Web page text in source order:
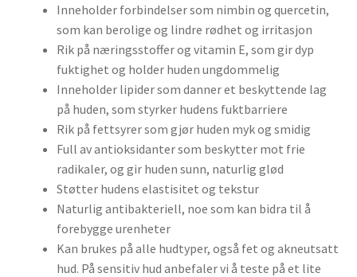
Inneholder forbindelser som nimbin og quercetin,
som kan berolige og lindre rødhet og irritasjon
Rik på næringsstoffer og vitamin E, som gir dyp
fuktighet og holder huden ungdommelig
Inneholder lipider som danner et beskyttende lag
på huden, som styrker hudens fuktbarriere
Rik på fettsyrer som gjør huden myk og smidig
Full av antioksidanter som beskytter mot frie
radikaler, og gir huden sunn, naturlig glød
Støtter hudens elastisitet og tekstur
Naturlig antibakteriell, noe som kan bidra til å
forebygge urenheter
Kan brukes på alle hudtyper, også fet og akneutsatt
hud. På sensitiv hud anbefaler vi å teste på et lite